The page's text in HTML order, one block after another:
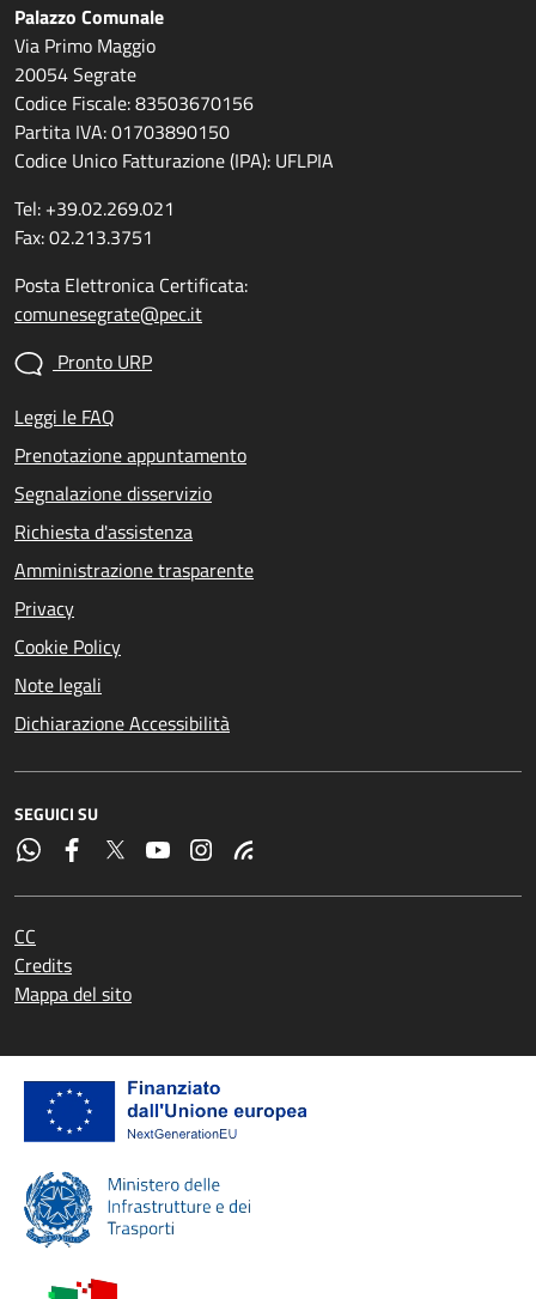
Palazzo Comunale
Via Primo Maggio
20054 Segrate
Codice Fiscale: 83503670156
Partita IVA: 01703890150
Codice Unico Fatturazione (IPA): UFLPIA
Tel: +39.02.269.021
Fax: 02.213.3751
Posta Elettronica Certificata:
comunesegrate@pec.it
Pronto URP
Leggi le FAQ
Prenotazione appuntamento
Segnalazione disservizio
Richiesta d'assistenza
Amministrazione trasparente
Privacy
Cookie Policy
Note legali
Dichiarazione Accessibilità
SEGUICI SU
CC
Credits
Mappa del sito